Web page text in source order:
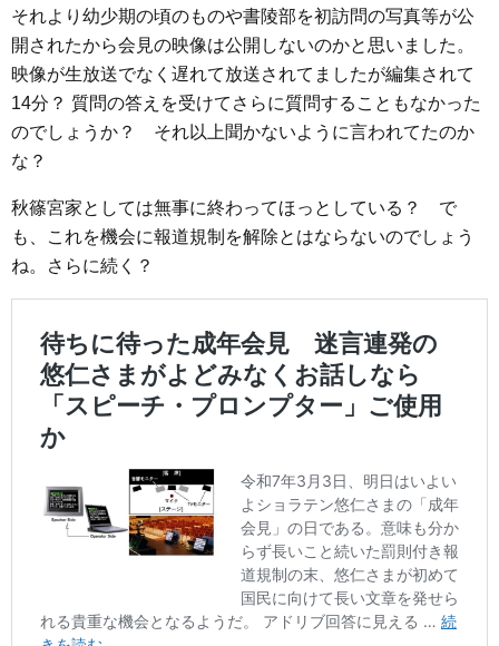
それより幼少期の頃のものや書陵部を初訪問の写真等が公
開されたから会見の映像は公開しないのかと思いました。
映像が生放送でなく遅れて放送されてましたが編集されて
14分？ 質問の答えを受けてさらに質問することもなかった
のでしょうか？ それ以上聞かないように言われてたのか
な？
秋篠宮家としては無事に終わってほっとしている？ で
も、これを機会に報道規制を解除とはならないのでしょう
ね。さらに続く？